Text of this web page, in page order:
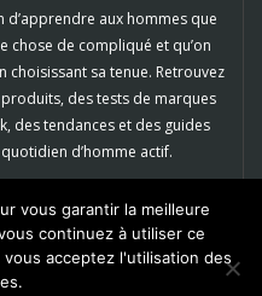
d’apprendre aux hommes que
chose de compliqué et qu’on
choisissant sa tenue. Retrouvez
des tests de marques
des tendances et des guides
d’homme actif.
vous garantir la meilleure
continuez à utiliser ce
acceptez l'utilisation des